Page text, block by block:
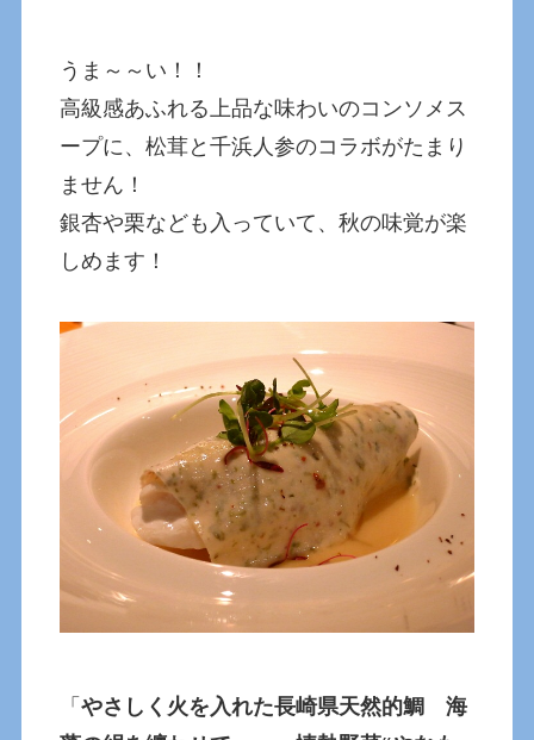
うま～～い！！
高級感あふれる上品な味わいのコンソメス
ープに、松茸と千浜人参のコラボがたまり
ません！
銀杏や栗なども入っていて、秋の味覚が楽
しめます！
「やさしく火を入れた長崎県天然的鯛 海